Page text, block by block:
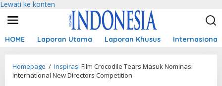
Lewati ke konten
HOME Laporan Utama Laporan Khusus Internasional
Homepage / Inspirasi Film Crocodile Tears Masuk Nominasi
International New Directors Competition